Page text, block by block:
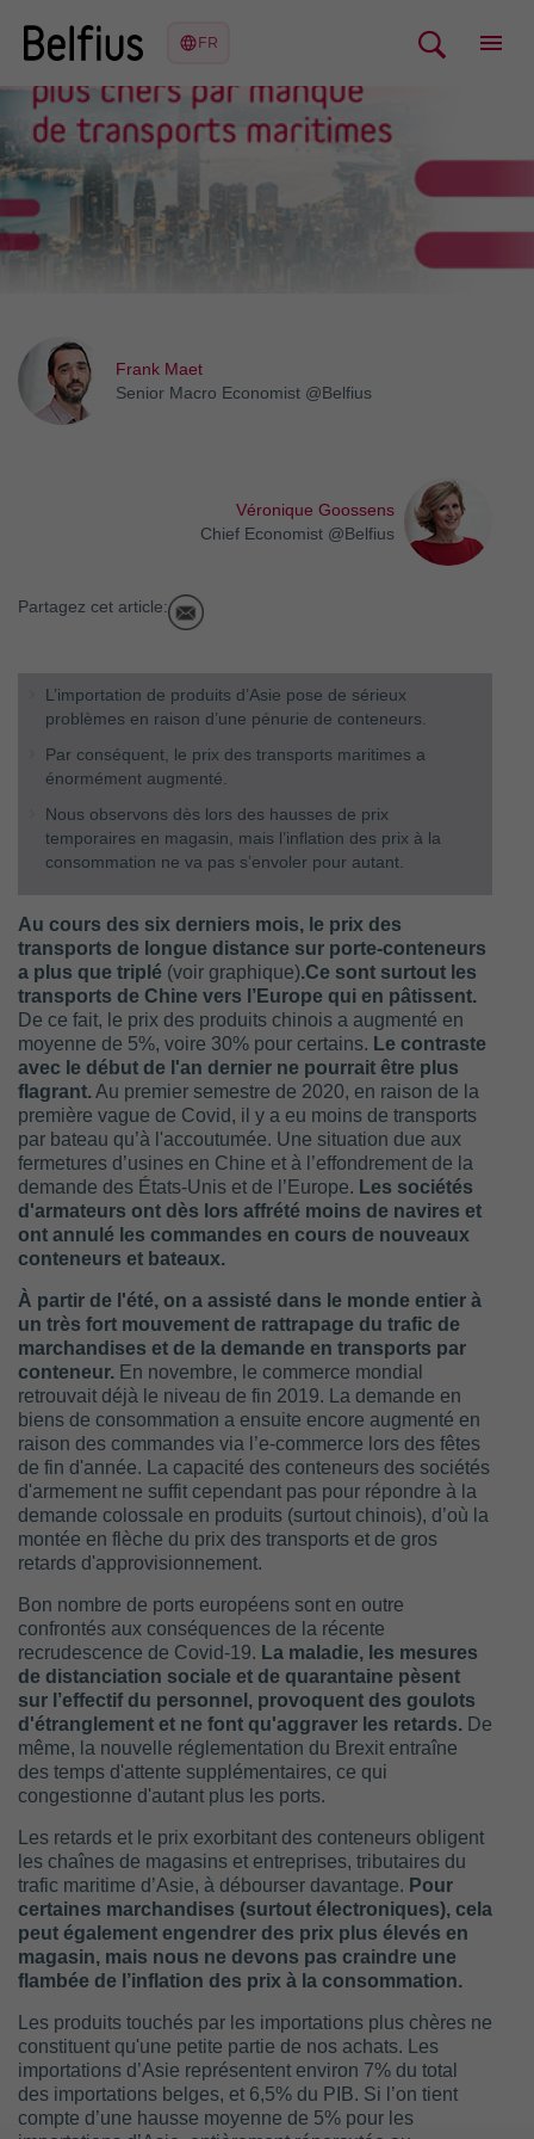
Frank Maet
Senior Macro Economist @Belfius
Véronique Goossens
Chief Economist @Belfius
Partagez cet article:
L’importation de produits d’Asie pose de sérieux
problèmes en raison d’une pénurie de conteneurs.
Par conséquent, le prix des transports maritimes a
énormément augmenté.
Nous observons dès lors des hausses de prix
temporaires en magasin, mais l’inflation des prix à la
consommation ne va pas s’envoler pour autant.
Au cours des six derniers mois, le prix des
transports de longue distance sur porte-conteneurs
a plus que triplé (voir graphique).Ce sont surtout les
transports de Chine vers l’Europe qui en pâtissent.
De ce fait, le prix des produits chinois a augmenté en
moyenne de 5%, voire 30% pour certains. Le contraste
avec le début de l'an dernier ne pourrait être plus
flagrant.Au premier semestre de 2020, en raison de la
première vague de Covid, il y a eu moins de transports
par bateau qu’à l'accoutumée. Une situation due aux
fermetures d’usines en Chine et à l’effondrement de la
demande des États-Unis et de l’Europe. Les sociétés
d'armateurs ont dès lors affrété moins de navires et
ont annulé les commandes en cours de nouveaux
conteneurs et bateaux.
À partir de l'été, on a assisté dans le monde entier à
un très fort mouvement de rattrapage du trafic de
marchandises et de la demande en transports par
conteneur. En novembre, le commerce mondial
retrouvait déjà le niveau de fin 2019. La demande en
biens de consommation a ensuite encore augmenté en
raison des commandes via l’e-commerce lors des fêtes
de fin d'année. La capacité des conteneurs des sociétés
d'armement ne suffit cependant pas pour répondre à la
demande colossale en produits (surtout chinois), d’où la
montée en flèche du prix des transports et de gros
retards d'approvisionnement.
Bon nombre de ports européens sont en outre
confrontés aux conséquences de la récente
recrudescence de Covid-19. La maladie, les mesures
de distanciation sociale et de quarantaine pèsent
sur l’effectif du personnel, provoquent des goulots
d'étranglement et ne font qu'aggraver les retards. De
même, la nouvelle réglementation du Brexit entraîne
des temps d'attente supplémentaires, ce qui
congestionne d'autant plus les ports.
Les retards et le prix exorbitant des conteneurs obligent
les chaînes de magasins et entreprises, tributaires du
trafic maritime d’Asie, à débourser davantage. Pour
certaines marchandises (surtout électroniques), cela
peut également engendrer des prix plus élevés en
magasin, mais nous ne devons pas craindre une
flambée de l’inflation des prix à la consommation.
Les produits touchés par les importations plus chères ne
constituent qu'une petite partie de nos achats. Les
importations d’Asie représentent environ 7% du total
des importations belges, et 6,5% du PIB. Si l’on tient
compte d’une hausse moyenne de 5% pour les